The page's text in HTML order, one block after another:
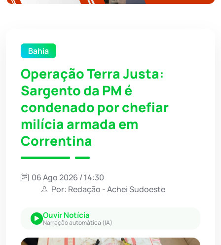
Bahia
Operação Terra Justa:
Sargento da PM é
condenado por chefiar
milícia armada em
Correntina
06 Ago 2026 / 14:30
Por: Redação - Achei Sudoeste
Ouvir Notícia
Narração automática (IA)